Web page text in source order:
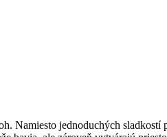
Namiesto jednoduchých